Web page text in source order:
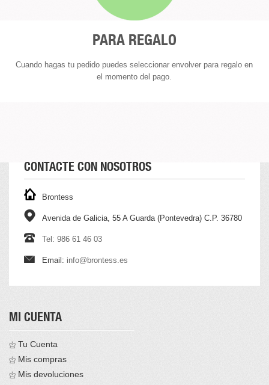
PARA REGALO
Cuando hagas tu pedido puedes seleccionar envolver para regalo en
el momento del pago.
CONTACTE CON NOSOTROS
Brontess
Avenida de Galicia, 55 A Guarda (Pontevedra) C.P. 36780
Tel: 986 61 46 03
Email: info@brontess.es
MI CUENTA
Tu Cuenta
Mis compras
Mis devoluciones